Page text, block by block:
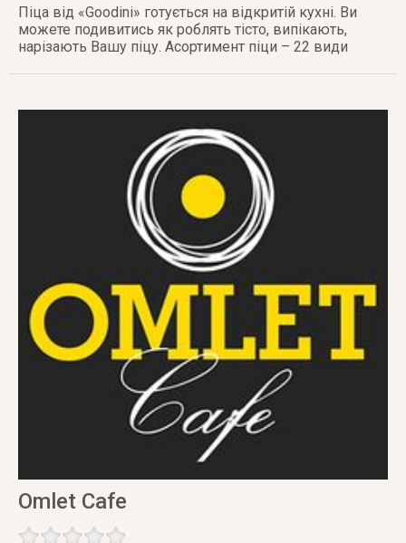
Піца від «Goodini» готується на відкритій кухні. Ви
можете подивитись як роблять тісто, випікають,
нарізають Вашу піцу. Асортимент піци – 22 види
Omlet Cafe